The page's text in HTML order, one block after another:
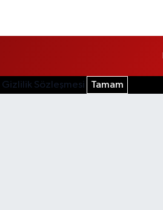
Gizlilik Sözleşmesi Tamam